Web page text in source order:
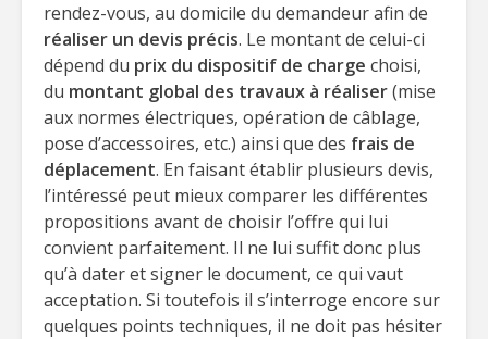
rendez-vous, au domicile du demandeur afin de
réaliser un devis précis. Le montant de celui-ci
dépend du prix du dispositif de charge choisi,
du montant global des travaux à réaliser(mise
aux normes électriques, opération de câblage,
pose d’accessoires, etc.) ainsi que des frais de
déplacement. En faisant établir plusieurs devis,
l’intéressé peut mieux comparer les différentes
propositions avant de choisir l’offre qui lui
convient parfaitement. Il ne lui suffit donc plus
qu’à dater et signer le document, ce qui vaut
acceptation. Si toutefois il s’interroge encore sur
quelques points techniques, il ne doit pas hésiter